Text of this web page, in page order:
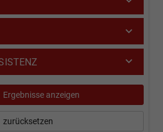
Ergebnisse anzeigen
zurücksetzen